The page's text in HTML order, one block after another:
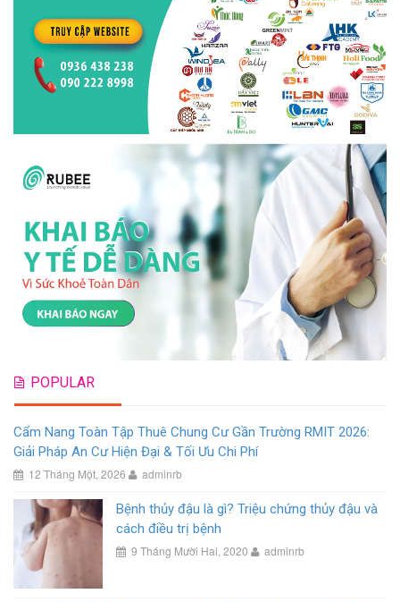
POPULAR
Cẩm Nang Toàn Tập Thuê Chung Cư Gần Trường RMIT 2026:
Giải Pháp An Cư Hiện Đại & Tối Ưu Chi Phí
12 Tháng Một, 2026 adminrb
Bệnh thủy đậu là gì? Triệu chứng thủy đậu và
cách điều trị bệnh
9 Tháng Mười Hai, 2020 adminrb